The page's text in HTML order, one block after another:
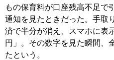
もの保育料が口座残高不足で
通知を見たときだった。手取
済で半分が消え、スマホに表
円」。その数字を見た瞬間、
たという。